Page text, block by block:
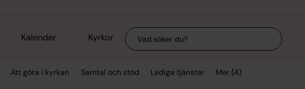
Kalender Kyrkor Sök
Att göra i kyrkan Samtal och stöd Lediga tjänster Mer (4)